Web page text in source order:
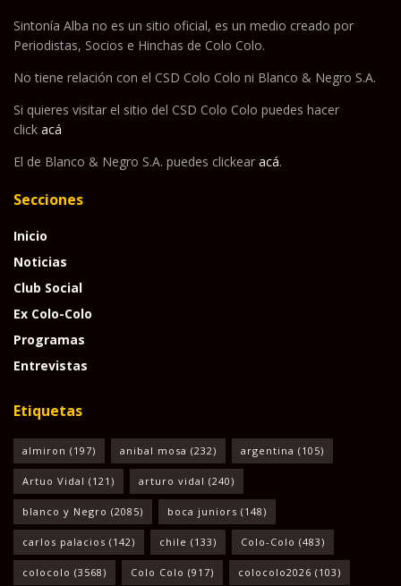
Sintonía Alba no es un sitio oficial, es un medio creado por
Periodistas, Socios e Hinchas de Colo Colo.
No tiene relación con el CSD Colo Colo ni Blanco & Negro S.A.
Si quieres visitar el sitio del CSD Colo Colo puedes hacer
click acá
El de Blanco & Negro S.A. puedes clickear acá.
Secciones
Inicio
Noticias
Club Social
Ex Colo-Colo
Programas
Entrevistas
Etiquetas
almiron (197) anibal mosa (232) argentina (105)
Artuo Vidal (121) arturo vidal (240)
blanco y Negro (2085) boca juniors (148)
carlos palacios (142) chile (133) Colo-Colo (483)
colocolo (3568) Colo Colo (917) colocolo2026 (103)